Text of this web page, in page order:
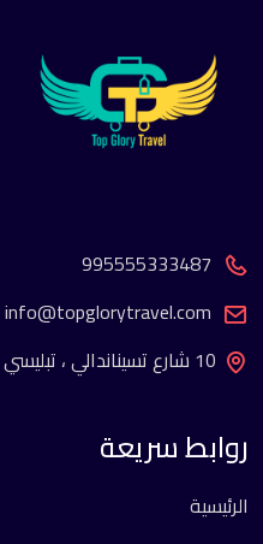
995555333487
info@topglorytravel.com
10 شارع تسيناندالي ، تبليسي 0144 ، جورجيا
روابط سريعة
الرئيسية